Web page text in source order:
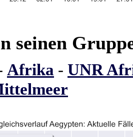
seinen
Afrika - UNR